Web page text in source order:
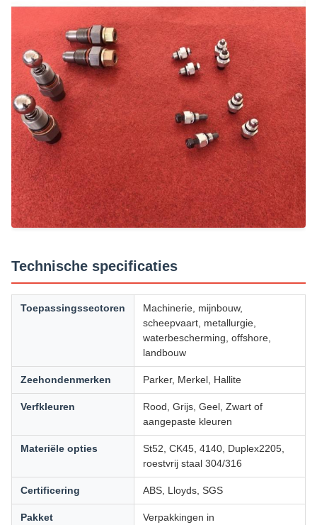
Technische specificaties
Toepassingssectoren
Machinerie, mijnbouw,
scheepvaart, metallurgie,
waterbescherming, offshore,
landbouw
Zeehondenmerken Parker, Merkel, Hallite
Verfkleuren
Rood, Grijs, Geel, Zwart of
aangepaste kleuren
Materiële opties
St52, CK45, 4140, Duplex2205,
roestvrij staal 304/316
Certificering ABS, Lloyds, SGS
Pakket
Verpakkingen in